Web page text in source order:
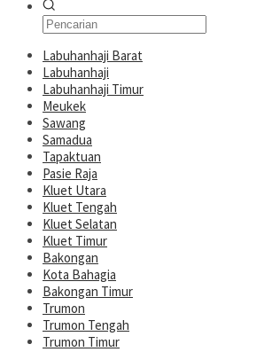
Labuhanhaji Barat
Labuhanhaji
Labuhanhaji Timur
Meukek
Sawang
Samadua
Tapaktuan
Pasie Raja
Kluet Utara
Kluet Tengah
Kluet Selatan
Kluet Timur
Bakongan
Kota Bahagia
Bakongan Timur
Trumon
Trumon Tengah
Trumon Timur